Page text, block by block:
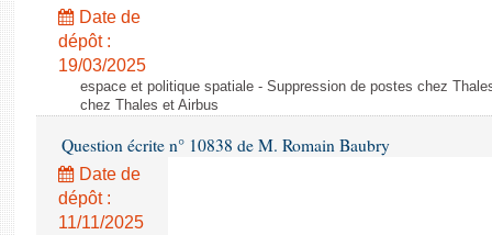
Date de
dépôt :
19/03/2025
espace et politique spatiale - Suppression de postes chez
chez Thales et Airbus
Question écrite n° 10838 de M. Romain Baubry
Date de
dépôt :
11/11/2025